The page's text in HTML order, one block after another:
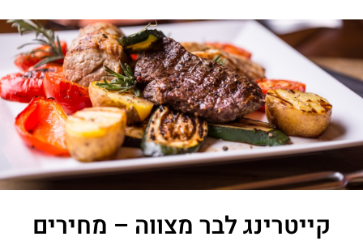
קייטרינג לבר מצווה – מחירים